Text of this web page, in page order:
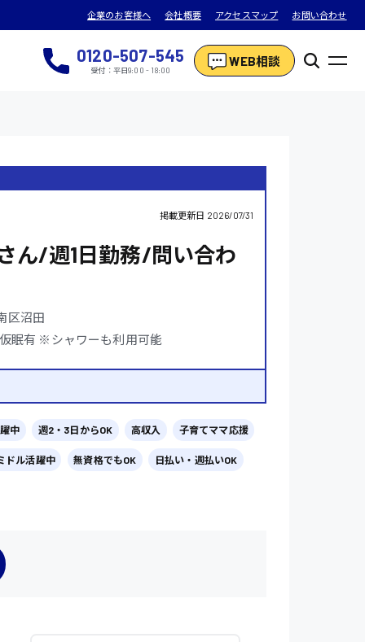
企業のお客様へ 会社概要 アクセスマップ お問い合わせ
0120-507-545
受付：平日9:00 - 18:00
WEB相談
掲載更新日 2026/07/31
ん/週1日勤務/問い合わ
区沼田
眠有 ※シャワーも利用可能
中 週2・3日からOK 高収入 子育てママ応援
ドル活躍中 無資格でもOK 日払い・週払いOK